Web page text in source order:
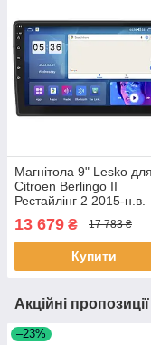
Магнітола 9" Lesko для
Citroen Berlingo II
Рестайлінг 2 2015-н.в.
4/64Gb CarPlay 4G
GPS Prime 6шт
13 679 ₴ 17 783 ₴
Купити
Акційні
–23%